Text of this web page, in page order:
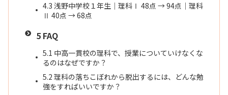
4.3 浅野中学校１年生｜理科Ⅰ 48点 → 94点｜理科
Ⅱ 40点 → 68点
5 FAQ
5.1 中高一貫校の理科で、授業についていけなくな
るのはなぜですか？
5.2 理科の落ちこぼれから脱出するには、どんな勉
強をすればいいですか？